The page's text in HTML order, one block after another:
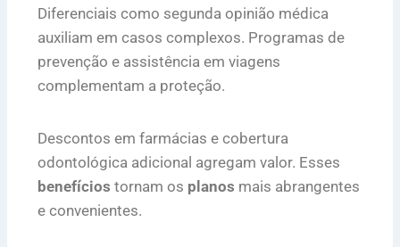
Diferenciais como segunda opinião médica
auxiliam em casos complexos. Programas de
prevenção e assistência em viagens
complementam a proteção.
Descontos em farmácias e cobertura
odontológica adicional agregam valor. Esses
benefícios tornam os planos mais abrangentes
e convenientes.